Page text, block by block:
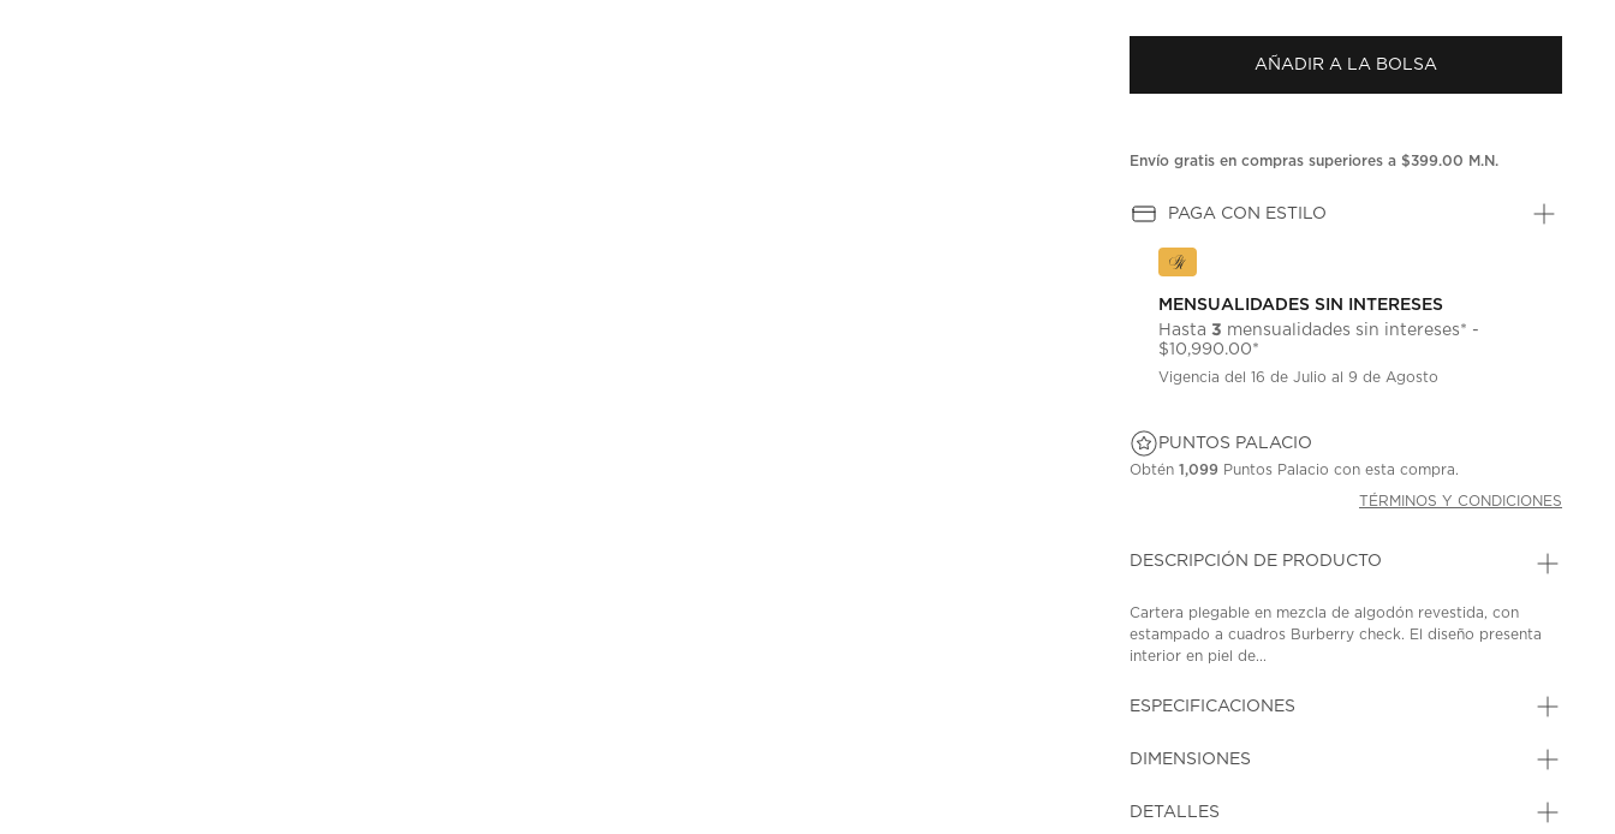
AÑADIR A LA BOLSA
Envío gratis en compras superiores a $399.00 M.N.
PAGA CON ESTILO
MENSUALIDADES SIN INTERESES
Hasta3 mensualidades sin intereses* -
$10,990.00*
Vigencia del 16 de Julio al 9 de Agosto
PUNTOS PALACIO
Obtén1,099 Puntos Palacio con esta compra.
TÉRMINOS Y CONDICIONES
DESCRIPCIÓN DE PRODUCTO
Cartera plegable en mezcla de algodón revestida, con
estampado a cuadros Burberry check. El diseño presenta
interior en piel de...
ESPECIFICACIONES
DIMENSIONES
DETALLES